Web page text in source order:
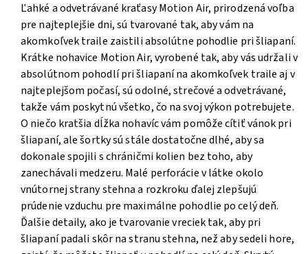
Ľahké a odvetrávané kraťasy Motion Air, prirodzená voľba
pre najteplejšie dni, sú tvarované tak, aby vám na
akomkoľvek traile zaistili absolútne pohodlie pri šliapaní.
Krátke nohavice Motion Air, vyrobené tak, aby vás udržali v
absolútnom pohodlí pri šliapaní na akomkoľvek traile aj v
najteplejšom počasí, sú odolné, strečové a odvetrávané,
takže vám poskytnú všetko, čo na svoj výkon potrebujete.
O niečo kratšia dĺžka nohavíc vám pomôže cítiť vánok pri
šliapaní, ale šortky sú stále dostatočne dlhé, aby sa
dokonale spojili s chráničmi kolien bez toho, aby
zanechávali medzeru. Malé perforácie v látke okolo
vnútornej strany stehna a rozkroku ďalej zlepšujú
prúdenie vzduchu pre maximálne pohodlie po celý deň.
Ďalšie detaily, ako je tvarovanie vreciek tak, aby pri
šliapaní padali skôr na stranu stehna, než aby sedeli hore,